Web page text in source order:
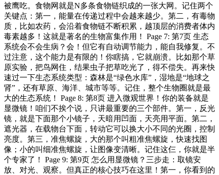
被鹰吃。食物网就是N多条食物链织成的一张大网。记住两个
关键点：第一，能量在传递过程中会越来越少。第二，有毒物
质，比如农药，会沿着食物链不断积累，越顶层的消费者体内
毒素越多！这就是著名的生物富集作用！ Page 7: 第7页 生态
系统会不会生病？会！但它有自动调节能力，能自我修复。不
过注意，这个能力是有限的！你瞎搞，它就崩溃。比如那个草
原实验，把鸟网住，结果虫子把草吃光了，得不偿失。再来快
速过一下生态系统类型：森林是“绿色水库”，湿地是“地球之
肾”，还有草原、海洋、城市等等。记住，整个生物圈就是最
大的生态系统！ Page 8: 第8页 进入微观世界！你的装备就是
显微镜！咱们不挨个说，只讲最重要的三个部件。第一，反光
镜，就是下面那个小镜子，天暗用凹面，天亮用平面。第二，
遮光器，在载物台下面，转动它可以换大小不同的光圈，控制
亮度。第三，准焦螺旋，大的那个叫粗准焦螺旋，快速找图
像；小的叫细准焦螺旋，让图像变清晰。记住这仨，你就是半
个专家了！ Page 9: 第9页 怎么用显微镜？三步走：取镜安
放、对光、观察。但真正的核心技巧在这里！第一，你看到的